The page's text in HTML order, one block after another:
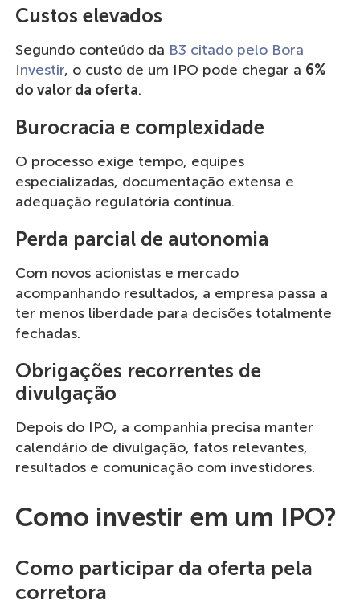
Custos elevados
Segundo conteúdo da B3 citado pelo Bora
Investir, o custo de um IPO pode chegar a 6%
do valor da oferta.
Burocracia e complexidade
O processo exige tempo, equipes
especializadas, documentação extensa e
adequação regulatória contínua.
Perda parcial de autonomia
Com novos acionistas e mercado
acompanhando resultados, a empresa passa a
ter menos liberdade para decisões totalmente
fechadas.
Obrigações recorrentes de
divulgação
Depois do IPO, a companhia precisa manter
calendário de divulgação, fatos relevantes,
resultados e comunicação com investidores.
Como investir em um IPO?
Como participar da oferta pela
corretora